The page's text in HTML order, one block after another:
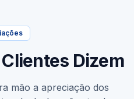
Dizem
mão a apreciação dos